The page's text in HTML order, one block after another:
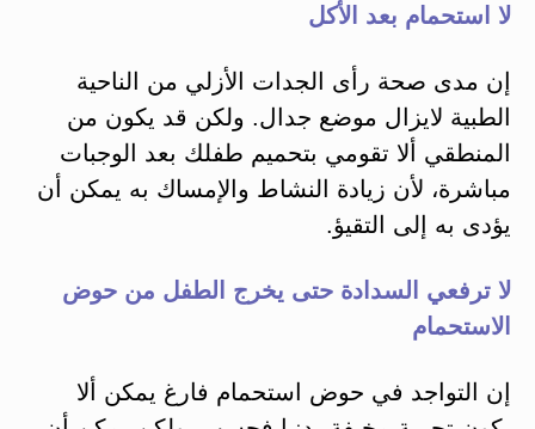
لا استحمام بعد الأكل
إن مدى صحة رأی الجدات الأزلي من الناحية
الطبية لايزال موضع جدال. ولكن قد يكون من
المنطقي ألا تقومي بتحميم طفلك بعد الوجبات
مباشرة، لأن زيادة النشاط والإمساك به يمكن أن
يؤدی به إلى التقيؤ.
لا ترفعي السدادة حتى يخرج الطفل من حوض
الاستحمام
إن التواجد في حوض استحمام فارغ يمكن ألا